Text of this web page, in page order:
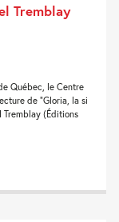
Tremblay
Québec, le Centre
de “Gloria, la si
Tremblay (Éditions